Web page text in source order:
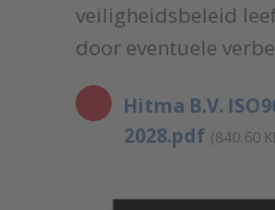
veiligheidsbeleid
door eventuele
Hitma B.V.
2028.pdf (840.60